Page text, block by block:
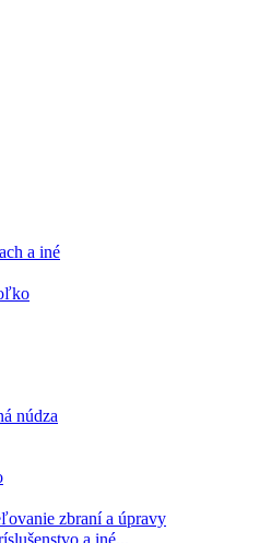
a iné
núdza
zbraní a úpravy
a iné...